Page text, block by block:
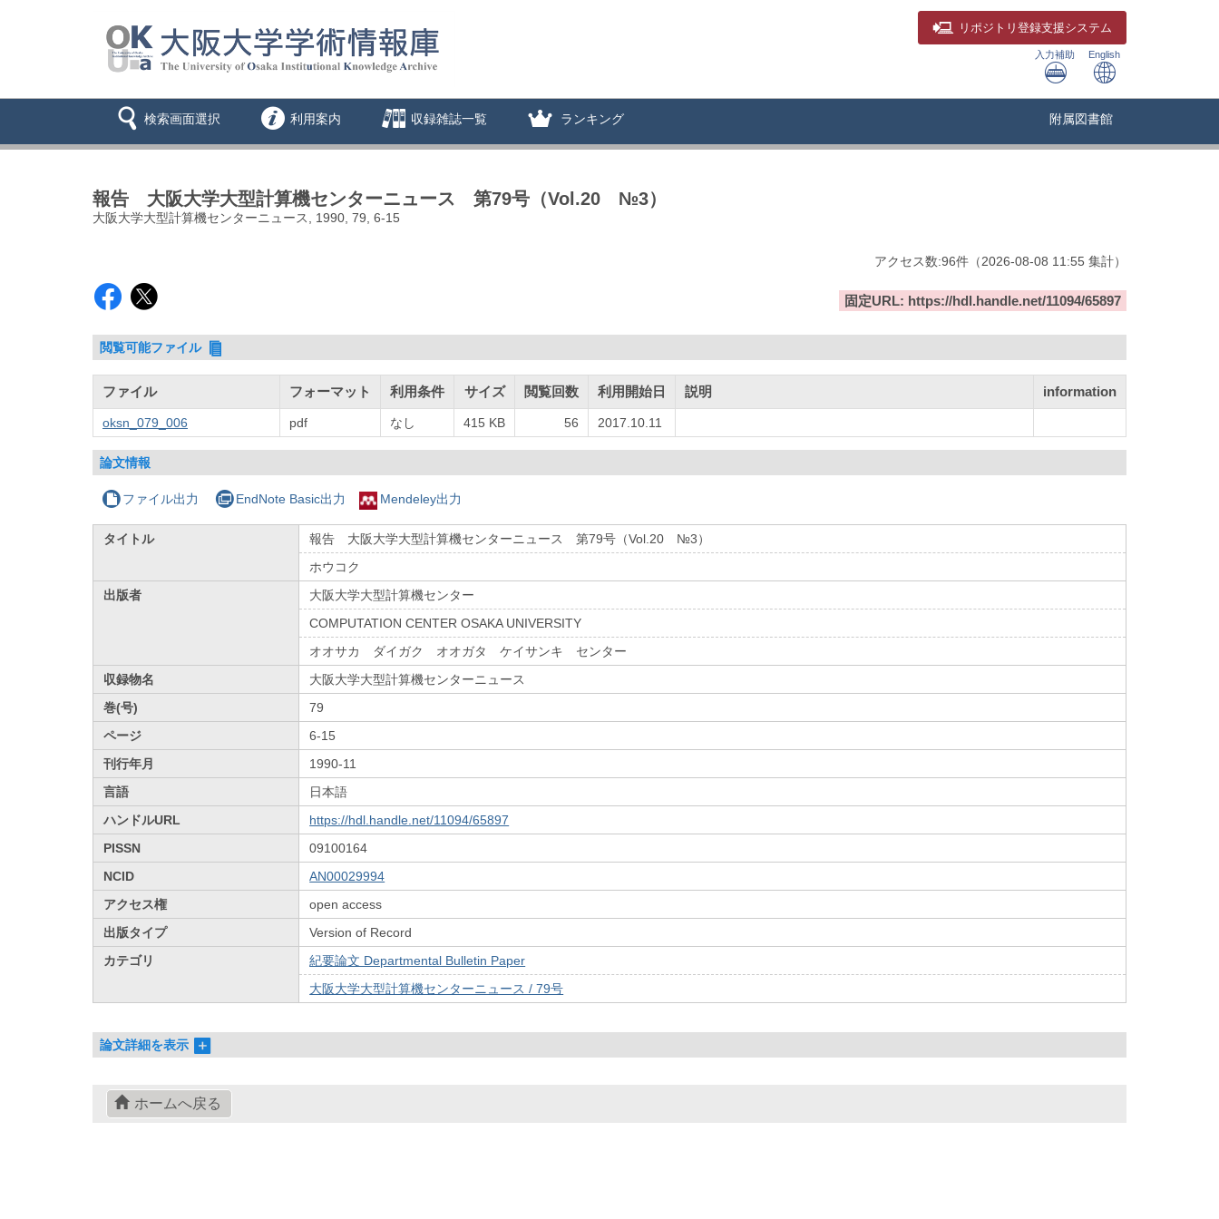
リポジトリ 登録支援システム
入力補助 English
検索画面選択 利用案内 収録雑誌一覧 ランキング 附属図書館
報告 大阪大学大型計算機センターニュース 第79号（Vol.20 №3）
大阪大学大型計算機センターニュース, 1990, 79, 6-15
アクセス数:96件 （2026-08-08 11:55 集計）
固定URL: https://hdl.handle.net/11094/65897
閲覧可能ファイル
ファイル フォーマット 利用条件 サイズ 閲覧回数 利用開始日 説明 information
oksn_079_006 pdf なし 415 KB 56 2017.10.11
論文情報
ファイル出力 EndNote Basic出力 Mendeley出力
タイトル
報告 大阪大学大型計算機センターニュース 第79号（Vol.20 №3）
ホウコク
出版者
大阪大学大型計算機センター
COMPUTATION CENTER OSAKA UNIVERSITY
オオサカ ダイガク オオガタ ケイサンキ センター
収録物名
大阪大学大型計算機センターニュース
巻(号)
79
ページ
6-15
刊行年月
1990-11
言語
日本語
ハンドルURL
https://hdl.handle.net/11094/65897
PISSN
09100164
NCID
AN00029994
アクセス権
open access
出版タイプ
Version of Record
カテゴリ
紀要論文 Departmental Bulletin Paper
大阪大学大型計算機センターニュース / 79号
論文詳細を表示
ホームへ戻る